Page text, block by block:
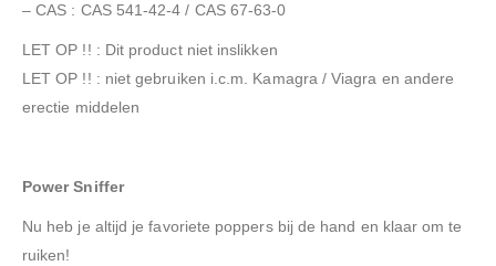
– CAS : CAS 541-42-4 / CAS 67-63-0
LET OP !! : Dit product niet inslikken
LET OP !! : niet gebruiken i.c.m. Kamagra / Viagra en andere
erectie middelen
Power Sniffer
Nu heb je altijd je favoriete poppers bij de hand en klaar om te
ruiken!